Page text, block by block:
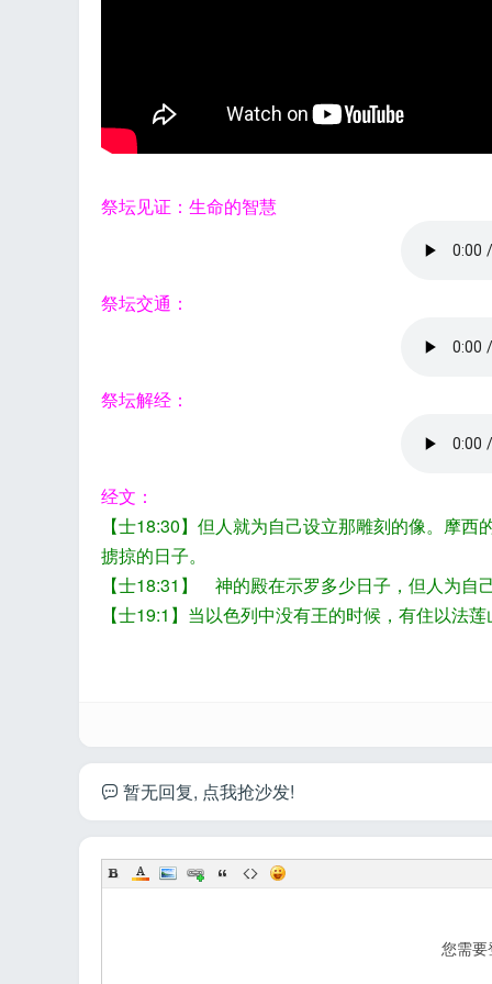
祭坛见证：生命的智慧
祭坛交通：
祭坛解经：
经文：
【士18:30】但人就为自己设立那雕刻的像。摩
掳掠的日子。
【士18:31】 神的殿在示罗多少日子，但人为自
【士19:1】当以色列中没有王的时候，有住以法
暂无回复, 点我抢沙发!
您需